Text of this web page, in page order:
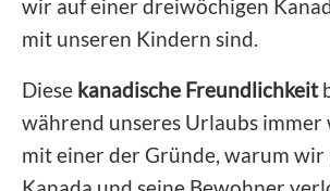
wir auf einer dreiwöchigen
mit unseren Kindern sind.
Diese kanadische Freundlichkeit
während unseres Urlaubs immer
mit einer der Gründe, warum wir